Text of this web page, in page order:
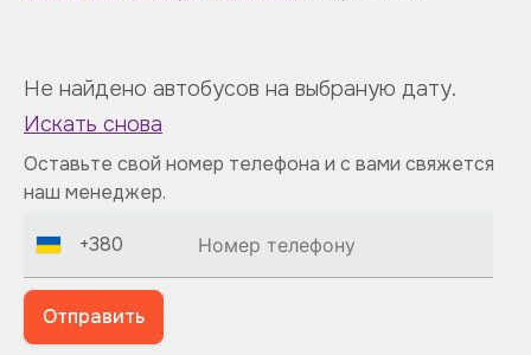
Не найдено автобусов на выбраную дату.
Искать снова
Оставьте свой номер телефона и с вами свяжется
наш менеджер.
+380
Отправить